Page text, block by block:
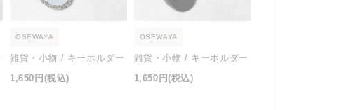
OSEWAYA
雑貨・小物 / キーホルダー
1,650円 (税込)
OSEWAYA
雑貨・小物 / キーホルダー
1,650円(税込)